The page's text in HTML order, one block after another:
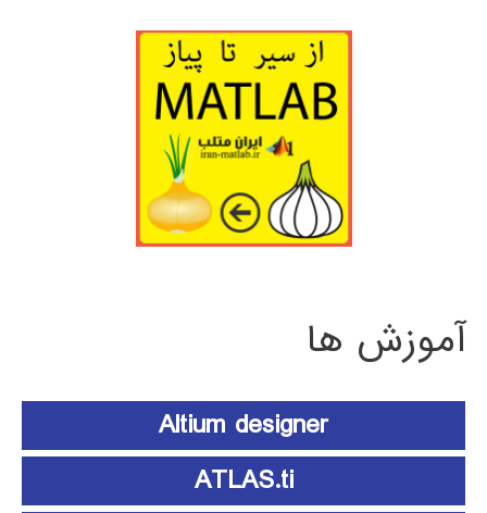
آموزش ها
Altium designer
ATLAS.ti